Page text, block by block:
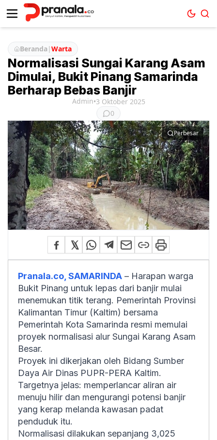
Beranda|Warta
Normalisasi Sungai Karang Asam
Dimulai, Bukit Pinang Samarinda
Berharap Bebas Banjir
Admin•3 Oktober 2025
0
Perbesar
Pranala.co, SAMARINDA – Harapan warga
Bukit Pinang untuk lepas dari banjir mulai
menemukan titik terang. Pemerintah Provinsi
Kalimantan Timur (Kaltim) bersama
Pemerintah Kota Samarinda resmi memulai
proyek normalisasi alur Sungai Karang Asam
Besar.
Proyek ini dikerjakan oleh Bidang Sumber
Daya Air Dinas PUPR-PERA Kaltim.
Targetnya jelas: memperlancar aliran air
menuju hilir dan mengurangi potensi banjir
yang kerap melanda kawasan padat
penduduk itu.
Normalisasi dilakukan sepanjang 3,025